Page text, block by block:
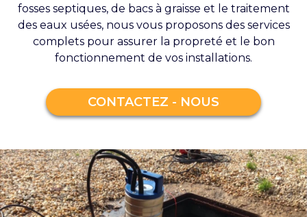
fosses septiques, de bacs à graisse et le traitement
des eaux usées, nous vous proposons des services
complets pour assurer la propreté et le bon
fonctionnement de vos installations.
CONTACTEZ - NOUS